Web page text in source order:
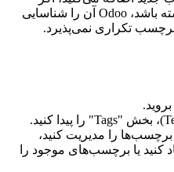
برچسبی با همان نام قبلاً وجود داشته باشد، Odoo آن را شناسایی
تکراری نمی‌پذیرد.
را مدیریت کنید،
کنید یا برچسب‌های موجود را